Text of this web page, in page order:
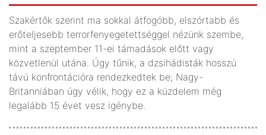
Szakértők szerint ma sokkal átfogóbb, elszórtabb és
erőteljesebb terrorfenyegetettséggel nézünk szembe,
mint a szeptember 11-ei támadások előtt vagy
közvetlenül utána. Úgy tűnik, a dzsihádisták hosszú
távú konfrontációra rendezkedtek be; Nagy-
Britanniában úgy vélik, hogy ez a küzdelem még
legalább 15 évet vesz igénybe.